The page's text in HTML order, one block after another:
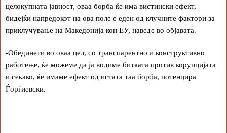
целокупната јавност, оваа борба ќе има вистински ефект,
бидејќи напредокот на ова поле е еден од клучните фактори за
приклучување на Македонија кон ЕУ, наведе во објавата.
-Обединети во оваа цел, со транспарентно и конструктивно
работење, ќе можеме да ја водиме битката против корупцијата
и секако, ќе имаме ефект од истата таа борба, потенцира
Ѓорѓиевски.